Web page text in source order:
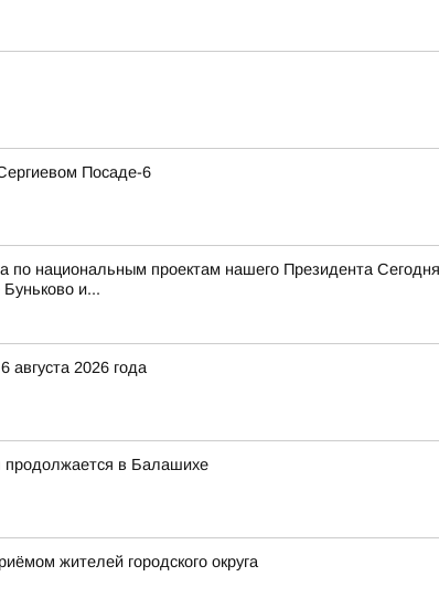
Посаде-6
по национальным проектам нашего Президента
и...
августа 2026 года
продолжается в Балашихе
жителей городского округа